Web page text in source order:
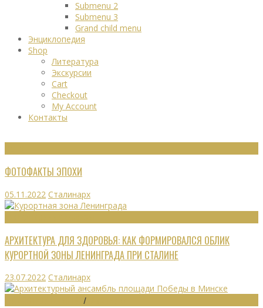
Submenu 2
Submenu 3
Grand child menu
Энциклопедия
Shop
Литература
Экскурсии
Cart
Checkout
My Account
Контакты
ФОТОФАКТЫ ЭПОХИ
05.11.2022 Сталинарх
АРХИТЕКТУРА ДЛЯ ЗДОРОВЬЯ: КАК ФОРМИРОВАЛСЯ ОБЛИК
КУРОРТНОЙ ЗОНЫ ЛЕНИНГРАДА ПРИ СТАЛИНЕ
23.07.2022 Сталинарх
/